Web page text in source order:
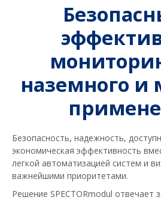
наземного и
Безопасность, надежность,
экономическая эффективность
легкой автоматизацией систем и
важнейшими приоритетами.
Решение SPECTORmodul отвечает